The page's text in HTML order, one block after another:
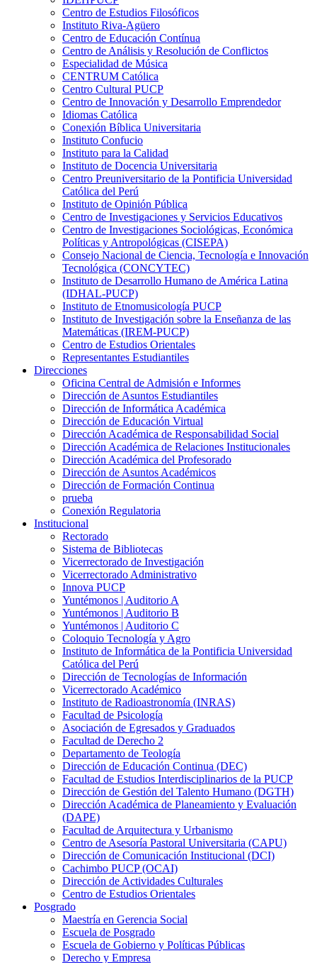
Centro de Estudios Filosóficos
Instituto Riva-Agüero
Centro de Educación Contínua
Centro de Análisis y Resolución de Conflictos
Especialidad de Música
CENTRUM Católica
Centro Cultural PUCP
Centro de Innovación y Desarrollo Emprendedor
Idiomas Católica
Conexión Bíblica Universitaria
Instituto Confucio
Instituto para la Calidad
Instituto de Docencia Universitaria
Centro Preuniversitario de la Pontificia Universidad
Católica del Perú
Instituto de Opinión Pública
Centro de Investigaciones y Servicios Educativos
Centro de Investigaciones Sociológicas, Económica
Políticas y Antropológicas (CISEPA)
Consejo Nacional de Ciencia, Tecnología e Innovación
Tecnológica (CONCYTEC)
Instituto de Desarrollo Humano de América Latina
(IDHAL-PUCP)
Instituto de Etnomusicología PUCP
Instituto de Investigación sobre la Enseñanza de las
Matemáticas (IREM-PUCP)
Centro de Estudios Orientales
Representantes Estudiantiles
Direcciones
Oficina Central de Admisión e Informes
Dirección de Asuntos Estudiantiles
Dirección de Informática Académica
Dirección de Educación Virtual
Dirección Académica de Responsabilidad Social
Dirección Académica de Relaciones Institucionales
Dirección Académica del Profesorado
Dirección de Asuntos Académicos
Dirección de Formación Continua
prueba
Conexión Regulatoria
Institucional
Rectorado
Sistema de Bibliotecas
Vicerrectorado de Investigación
Vicerrectorado Administrativo
Innova PUCP
Yuntémonos | Auditorio A
Yuntémonos | Auditorio B
Yuntémonos | Auditorio C
Coloquio Tecnología y Agro
Instituto de Informática de la Pontificia Universidad
Católica del Perú
Dirección de Tecnologías de Información
Vicerrectorado Académico
Instituto de Radioastronomía (INRAS)
Facultad de Psicología
Asociación de Egresados y Graduados
Facultad de Derecho 2
Departamento de Teología
Dirección de Educación Continua (DEC)
Facultad de Estudios Interdisciplinarios de la PUCP
Dirección de Gestión del Talento Humano (DGTH)
Dirección Académica de Planeamiento y Evaluación
(DAPE)
Facultad de Arquitectura y Urbanismo
Centro de Asesoría Pastoral Universitaria (CAPU)
Dirección de Comunicación Institucional (DCI)
Cachimbo PUCP (OCAI)
Dirección de Actividades Culturales
Centro de Estudios Orientales
Posgrado
Maestría en Gerencia Social
Escuela de Posgrado
Escuela de Gobierno y Políticas Públicas
Derecho y Empresa